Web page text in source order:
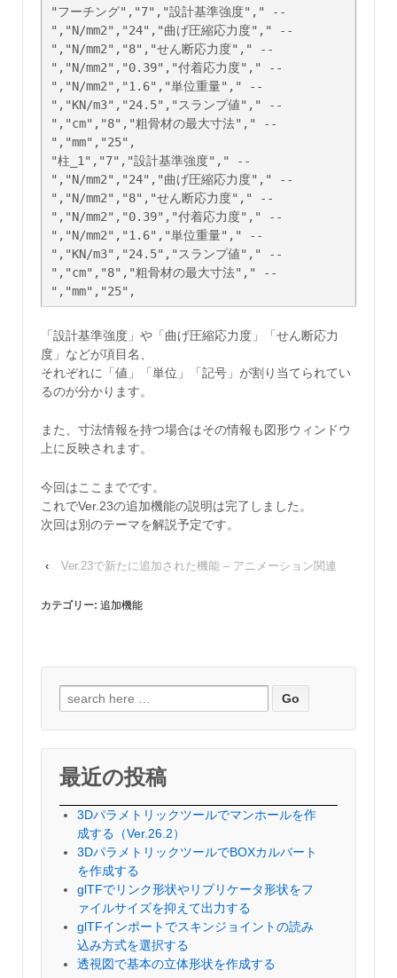
"フーチング","7","設計基準強度"," --
","N/mm2","24","曲げ圧縮応力度"," --
","N/mm2","8","せん断応力度"," --
","N/mm2","0.39","付着応力度"," --
","N/mm2","1.6","単位重量"," --
","KN/m3","24.5","スランプ値"," --
","cm","8","粗骨材の最大寸法"," --
","mm","25",
"柱_1","7","設計基準強度"," --
","N/mm2","24","曲げ圧縮応力度"," --
","N/mm2","8","せん断応力度"," --
","N/mm2","0.39","付着応力度"," --
","N/mm2","1.6","単位重量"," --
","KN/m3","24.5","スランプ値"," --
","cm","8","粗骨材の最大寸法"," --
「設計基準強度」や「曲げ圧縮応力度」「せん断応力
度」などが項目名、
それぞれに「値」「単位」「記号」が割り当てられてい
るのが分かります。
また、寸法情報を持つ場合はその情報も図形ウィンドウ
上に反映されます。
今回はここまでです。
これでVer.23の追加機能の説明は完了しました。
次回は別のテーマを解説予定です。
‹ Ver.23で新たに追加された機能 – アニメーション関連
カテゴリー: 追加機能
索
対
象:
最近の投稿
3Dパラメトリックツールでマンホールを作
成する（Ver.26.2）
3DパラメトリックツールでBOXカルバート
を作成する
glTFでリンク形状やリプリケータ形状をフ
ァイルサイズを抑えて出力する
glTFインポートでスキンジョイントの読み
込み方式を選択する
透視図で基本の立体形状を作成する